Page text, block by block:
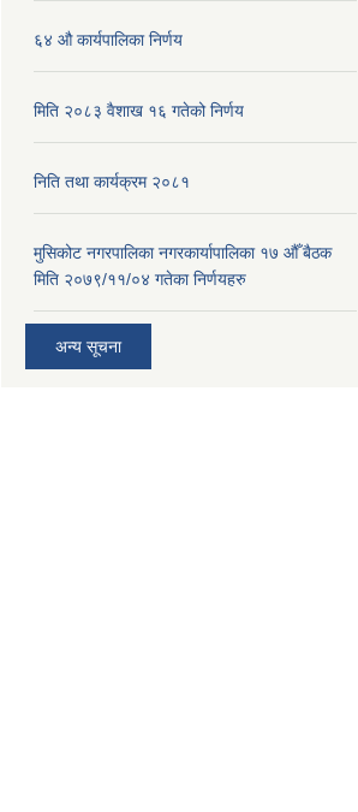
६४ औ कार्यपालिका निर्णय
मिति २०८३ वैशाख १६ गतेको निर्णय
निति तथा कार्यक्रम २०८१
मुसिकोट नगरपालिका नगरकार्यापालिका १७ औँ बैठक
मिति २०७९/११/०४ गतेका निर्णयहरु
अन्य सूचना